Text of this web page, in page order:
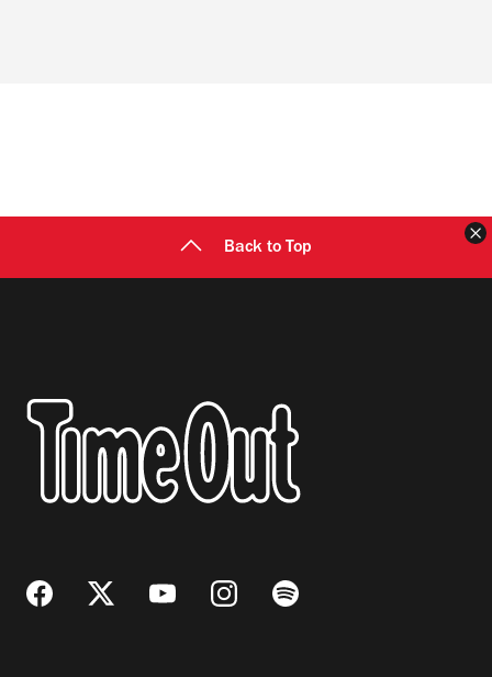
Back to Top